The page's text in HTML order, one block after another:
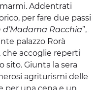
Addentrati
per fare due passi
d’Madama Racchia”,
palazzo Rorà
, che accoglie reperti
Giunta la sera
agriturismi delle